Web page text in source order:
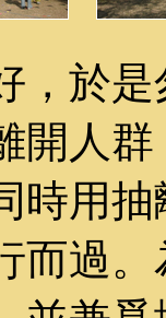
，於
開人
時用
而過